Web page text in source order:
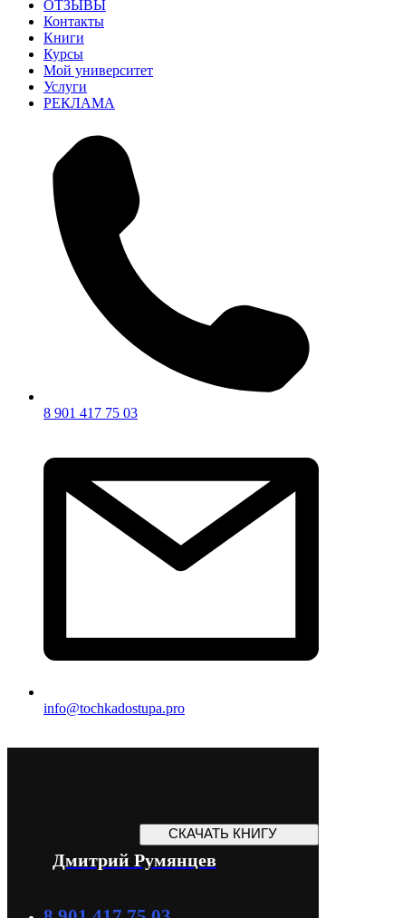
ОТЗЫВЫ
Контакты
Книги
Курсы
Мой университет
Услуги
РЕКЛАМА
8 901 417 75 03
info@tochkadostupa.pro
СКАЧАТЬ КНИГУ
Дмитрий Румянцев